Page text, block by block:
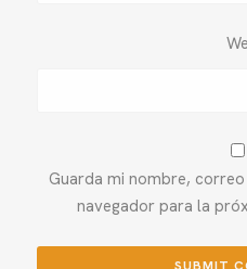
Guarda mi nombre,
navegador para la